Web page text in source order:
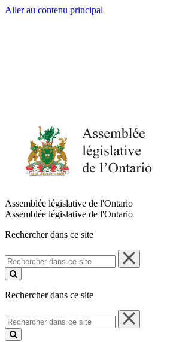
Aller au contenu principal
Assemblée législative de l'Ontario
Assemblée législative de l'Ontario
Rechercher dans ce site
Rechercher
dans
ce
Rechercher dans ce site
Rechercher
dans
ce